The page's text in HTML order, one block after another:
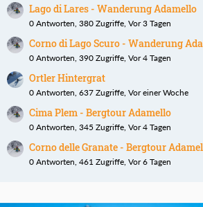
Lago di Lares - Wanderung Adamello
0 Antworten, 380 Zugriffe, Vor 3 Tagen
Corno di Lago Scuro - Wanderung
0 Antworten, 390 Zugriffe, Vor 4 Tagen
Ortler Hintergrat
0 Antworten, 637 Zugriffe, Vor einer Woche
Cima Plem - Bergtour Adamello
0 Antworten, 345 Zugriffe, Vor 4 Tagen
Corno delle Granate - Bergtour
0 Antworten, 461 Zugriffe, Vor 6 Tagen